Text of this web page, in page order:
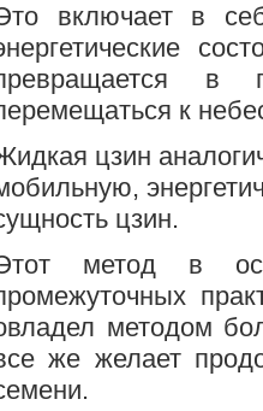
включает в
в
к
цзин
цзин.
метод в
методом
же желает